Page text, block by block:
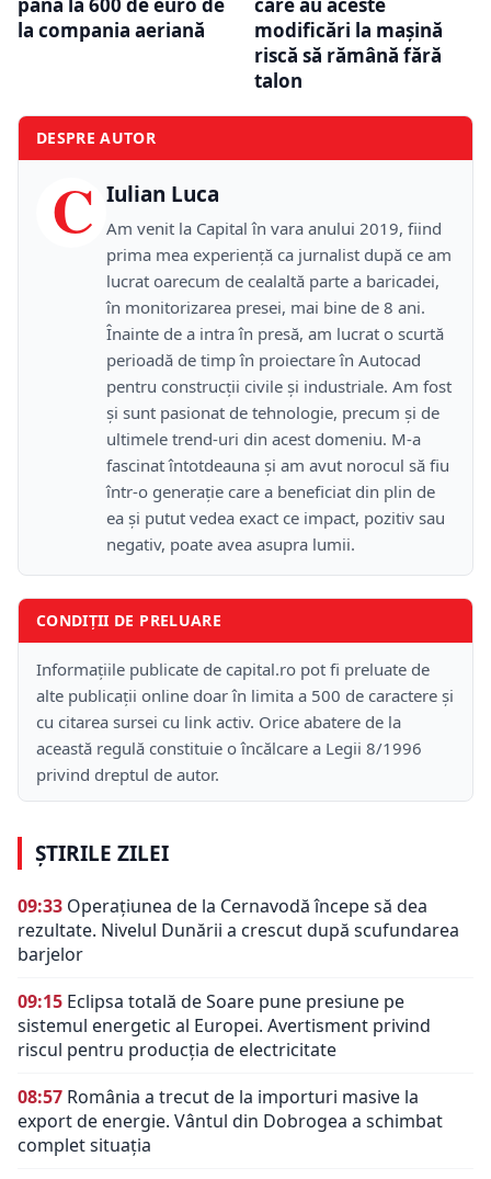
până la 600 de euro de
la compania aeriană
care au aceste
modificări la mașină
riscă să rămână fără
talon
DESPRE AUTOR
C Iulian Luca
Am venit la Capital în vara anului 2019, fiind
prima mea experiență ca jurnalist după ce am
lucrat oarecum de cealaltă parte a baricadei,
în monitorizarea presei, mai bine de 8 ani.
Înainte de a intra în presă, am lucrat o scurtă
perioadă de timp în proiectare în Autocad
pentru construcții civile și industriale. Am fost
și sunt pasionat de tehnologie, precum și de
ultimele trend-uri din acest domeniu. M-a
fascinat întotdeauna și am avut norocul să fiu
într-o generație care a beneficiat din plin de
ea și putut vedea exact ce impact, pozitiv sau
negativ, poate avea asupra lumii.
CONDIȚII DE PRELUARE
Informațiile publicate de capital.ro pot fi preluate de
alte publicații online doar în limita a 500 de caractere și
cu citarea sursei cu link activ. Orice abatere de la
această regulă constituie o încălcare a Legii 8/1996
privind dreptul de autor.
ȘTIRILE ZILEI
09:33 Operațiunea de la Cernavodă începe să dea
rezultate. Nivelul Dunării a crescut după scufundarea
barjelor
09:15 Eclipsa totală de Soare pune presiune pe
sistemul energetic al Europei. Avertisment privind
riscul pentru producția de electricitate
08:57 România a trecut de la importuri masive la
export de energie. Vântul din Dobrogea a schimbat
complet situația